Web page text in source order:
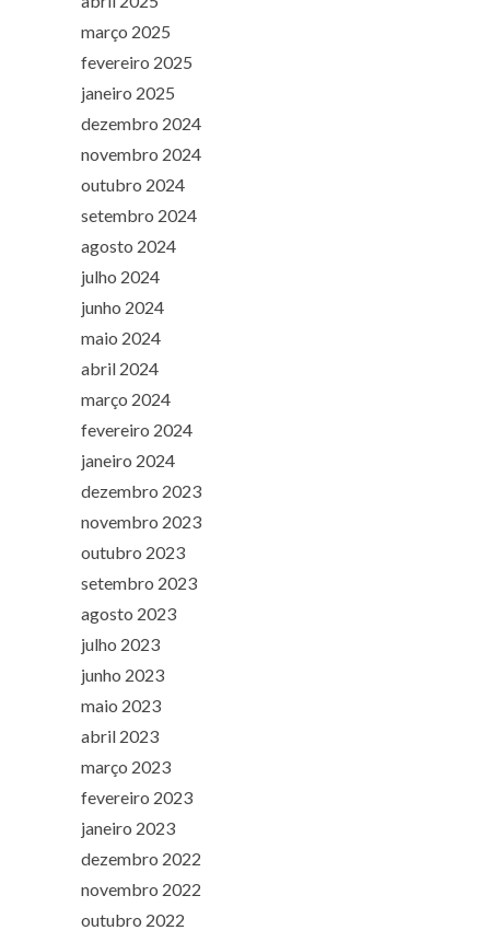
março 2025
fevereiro 2025
janeiro 2025
dezembro 2024
novembro 2024
outubro 2024
setembro 2024
agosto 2024
julho 2024
junho 2024
maio 2024
abril 2024
março 2024
fevereiro 2024
janeiro 2024
dezembro 2023
novembro 2023
outubro 2023
setembro 2023
agosto 2023
julho 2023
junho 2023
maio 2023
abril 2023
março 2023
fevereiro 2023
janeiro 2023
dezembro 2022
novembro 2022
outubro 2022